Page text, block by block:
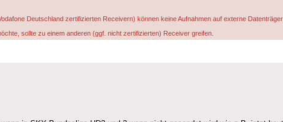
Deutschland zertifizierten Receivern) können keine Aufnahmen auf externe
sollte zu einem anderen (ggf. nicht zertifizierten) Receiver greifen.